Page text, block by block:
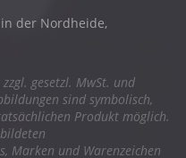
der Nordheide,
gesetzl. MwSt. und
sind symbolisch,
Produkt möglich.
Marken und Warenzeichen